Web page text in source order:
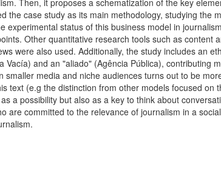
Then, it proposes a schematization of the key
the case study as its main methodology, studying the
experimental status of this business model in
Other quantitative research tools such as
were also used. Additionally, the study includes an
Vacía) and an "aliado" (Agência Pública), contributing
media and niche audiences turns out to be
text (e.g the distinction from other models focused
a possibility but also as a key to think about
are committed to the relevance of journalism in a